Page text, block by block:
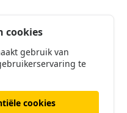
cookies
gebruik van
te
cookies